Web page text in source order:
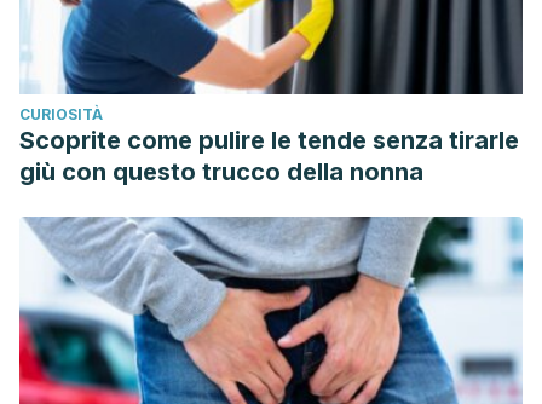
CURIOSITÀ
Scoprite come pulire le tende senza tirarle
giù con questo trucco della nonna